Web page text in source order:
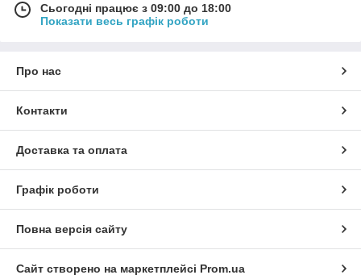
Сьогодні працює з 09:00 до 18:00
Показати весь графік роботи
Про нас
Контакти
Доставка та оплата
Графік роботи
Повна версія сайту
Сайт створено на маркетплейсі Prom.ua